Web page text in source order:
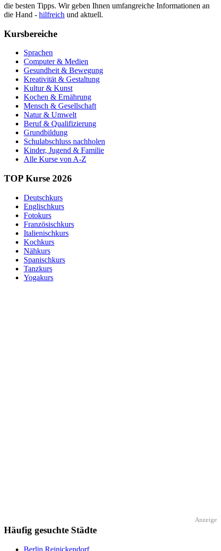
die besten Tipps. Wir geben Ihnen umfangreiche Informationen an
die Hand - hilfreich und aktuell.
Kursbereiche
Sprachen
Computer & Medien
Gesundheit & Bewegung
Kreativität & Gestaltung
Kultur & Kunst
Kochen & Ernährung
Mensch & Gesellschaft
Natur & Umwelt
Beruf & Qualifizierung
Grundbildung
Schulabschluss nachholen
Kinder, Jugend & Familie
Alle Kurse von A-Z
TOP Kurse 2026
Deutschkurs
Englischkurs
Fotokurs
Französischkurs
Italienischkurs
Kochkurs
Nähkurs
Spanischkurs
Tanzkurs
Yogakurs
Anzeige
Häufig gesuchte Städte